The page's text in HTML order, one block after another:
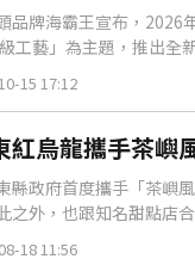
品牌海霸王宣布，2026
工藝」為主題，推出全
15 17:12
紅烏龍攜手茶嶼
縣政府首度攜手「茶嶼
之外，也跟知名甜點店
18 11:56